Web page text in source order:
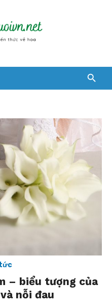
– biểu tượng của
nỗi đau